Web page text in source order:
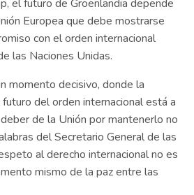
el futuro de Groenlandia depende
Europea que debe mostrarse
con el orden internacional
las Naciones Unidas.
momento decisivo, donde la
del orden internacional está a
de la Unión por mantenerlo no
del Secretario General de las
al derecho internacional no es
mismo de la paz entre las